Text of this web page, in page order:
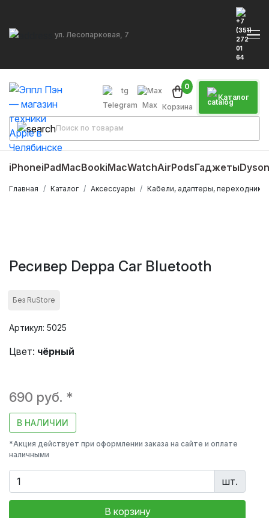
ул. Лесопарковая, 7
Каталог
Telegram Max Корзина
0
iPhoneiPadMacBookiMacWatchAirPodsГаджетыDyson
Главная Каталог Аксессуары Кабели, адаптеры, переходники
Ресивер Deppa Car Bluetooth
Без RuStore
Артикул: 5025
Цвет: чёрный
690 руб. *
В НАЛИЧИИ
*Акция действует при оформлении заказа на сайте и оплате
наличными
шт.
В корзину